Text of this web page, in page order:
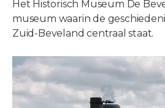
Het Historisch Museum De
museum waarin de
Zuid-Beveland centraal staat.